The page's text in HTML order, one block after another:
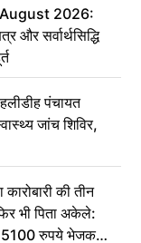
2026:
और सर्वार्थसिद्धि
पंचायत
जांच शिविर,
की तीन
भी पिता अकेले:
5100 रुपये भेजकर